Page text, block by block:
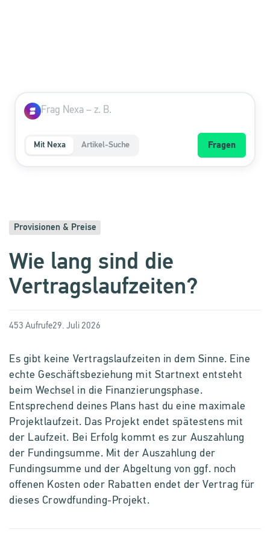
Mit Nexa Artikel-Suche Fragen
Provisionen & Preise
Wie lang sind die
Vertragslaufzeiten?
453 Aufrufe29. Juli 2026
Es gibt keine Vertragslaufzeiten in dem Sinne. Eine
echte Geschäftsbeziehung mit Startnext entsteht
beim Wechsel in die Finanzierungsphase.
Entsprechend deines Plans hast du eine maximale
Projektlaufzeit. Das Projekt endet spätestens mit
der Laufzeit. Bei Erfolg kommt es zur Auszahlung
der Fundingsumme. Mit der Auszahlung der
Fundingsumme und der Abgeltung von ggf. noch
offenen Kosten oder Rabatten endet der Vertrag für
dieses Crowdfunding-Projekt.